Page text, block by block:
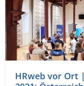
HRweb vor Ort